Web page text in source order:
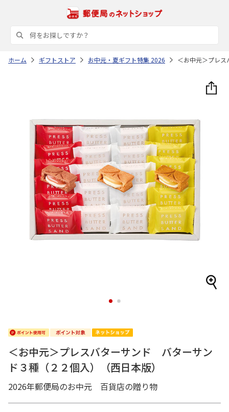
ホーム ギフトストア お中元・夏ギフト特集 2026 ＜お中元＞プレ
1 2
＜お中元＞プレスバターサンド バターサン
ド３種（２２個入）（西日本版）
2026年郵便局のお中元 百貨店の贈り物